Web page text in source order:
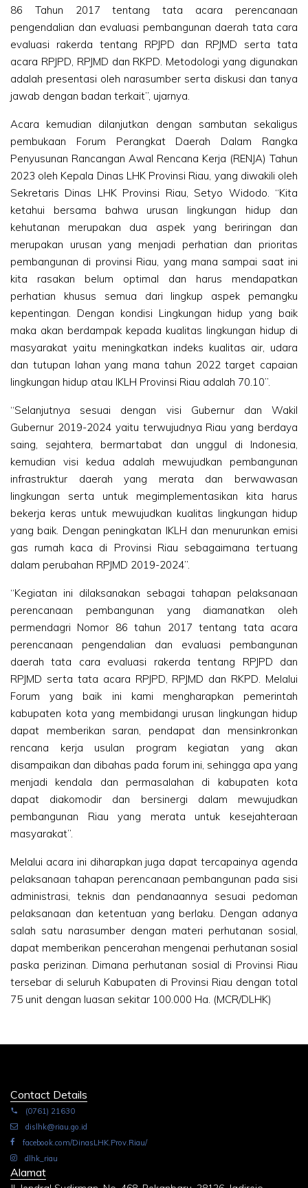
86 Tahun 2017 tentang tata acara perencanaan
pengendalian dan evaluasi pembangunan daerah tata cara
evaluasi rakerda tentang RPJPD dan RPJMD serta tata
acara RPJPD, RPJMD dan RKPD. Metodologi yang digunakan
adalah presentasi oleh narasumber serta diskusi dan tanya
jawab dengan badan terkait”, ujarnya.
Acara kemudian dilanjutkan dengan sambutan sekaligus
pembukaan Forum Perangkat Daerah Dalam Rangka
Penyusunan Rancangan Awal Rencana Kerja (RENJA) Tahun
2023 oleh Kepala Dinas LHK Provinsi Riau, yang diwakili oleh
Sekretaris Dinas LHK Provinsi Riau, Setyo Widodo. “Kita
ketahui bersama bahwa urusan lingkungan hidup dan
kehutanan merupakan dua aspek yang beriringan dan
merupakan urusan yang menjadi perhatian dan prioritas
pembangunan di provinsi Riau, yang mana sampai saat ini
kita rasakan belum optimal dan harus mendapatkan
perhatian khusus semua dari lingkup aspek pemangku
kepentingan. Dengan kondisi Lingkungan hidup yang baik
maka akan berdampak kepada kualitas lingkungan hidup di
masyarakat yaitu meningkatkan indeks kualitas air, udara
dan tutupan lahan yang mana tahun 2022 target capaian
lingkungan hidup atau IKLH Provinsi Riau adalah 70.10”.
“Selanjutnya sesuai dengan visi Gubernur dan Wakil
Gubernur 2019-2024 yaitu terwujudnya Riau yang berdaya
saing, sejahtera, bermartabat dan unggul di Indonesia,
kemudian visi kedua adalah mewujudkan pembangunan
infrastruktur daerah yang merata dan berwawasan
lingkungan serta untuk megimplementasikan kita harus
bekerja keras untuk mewujudkan kualitas lingkungan hidup
yang baik. Dengan peningkatan IKLH dan menurunkan emisi
gas rumah kaca di Provinsi Riau sebagaimana tertuang
dalam perubahan RPJMD 2019-2024”.
“Kegiatan ini dilaksanakan sebagai tahapan pelaksanaan
perencanaan pembangunan yang diamanatkan oleh
permendagri Nomor 86 tahun 2017 tentang tata acara
perencanaan pengendalian dan evaluasi pembangunan
daerah tata cara evaluasi rakerda tentang RPJPD dan
RPJMD serta tata acara RPJPD, RPJMD dan RKPD. Melalui
Forum yang baik ini kami mengharapkan pemerintah
kabupaten kota yang membidangi urusan lingkungan hidup
dapat memberikan saran, pendapat dan mensinkronkan
rencana kerja usulan program kegiatan yang akan
disampaikan dan dibahas pada forum ini, sehingga apa yang
menjadi kendala dan permasalahan di kabupaten kota
dapat diakomodir dan bersinergi dalam mewujudkan
pembangunan Riau yang merata untuk kesejahteraan
masyarakat”.
Melalui acara ini diharapkan juga dapat tercapainya agenda
pelaksanaan tahapan perencanaan pembangunan pada sisi
administrasi, teknis dan pendanaannya sesuai pedoman
pelaksanaan dan ketentuan yang berlaku. Dengan adanya
salah satu narasumber dengan materi perhutanan sosial,
dapat memberikan pencerahan mengenai perhutanan sosial
paska perizinan. Dimana perhutanan sosial di Provinsi Riau
tersebar di seluruh Kabupaten di Provinsi Riau dengan total
75 unit dengan luasan sekitar 100.000 Ha. (MCR/DLHK)
Contact Details
(0761) 21630
dislhk@riau.go.id
facebook.com/DinasLHK.Prov.Riau/
dlhk_riau
Alamat